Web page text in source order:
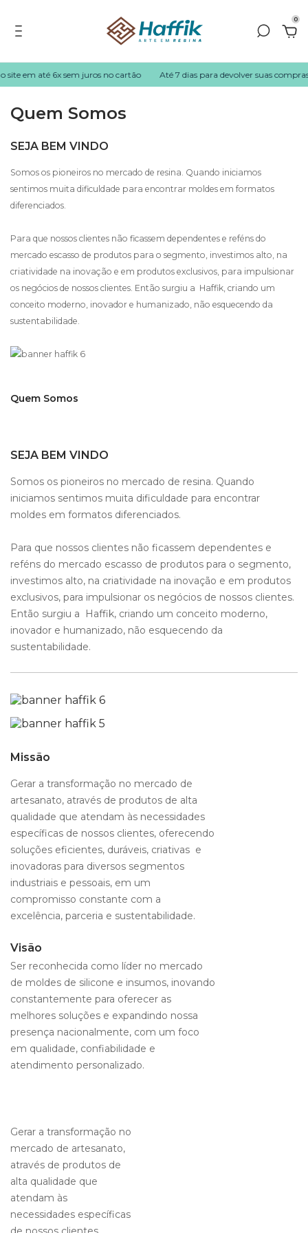
0
até 6x sem juros no cartão Até 7 dias para devolver suas compras!
Quem Somos
SEJA BEM VINDO
Somos os pioneiros no mercado de resina. Quando iniciamos
sentimos muita dificuldade para encontrar moldes em formatos
diferenciados.
Para que nossos clientes não ficassem dependentes e reféns do
mercado escasso de produtos para o segmento, investimos alto, na
criatividade na inovação e em produtos exclusivos, para impulsionar
os negócios de nossos clientes. Então surgiu a Haffik, criando um
conceito moderno, inovador e humanizado, não esquecendo da
sustentabilidade.
Quem Somos
SEJA BEM VINDO
Somos os pioneiros no mercado de resina. Quando
iniciamos sentimos muita dificuldade para encontrar
moldes em formatos diferenciados.
Para que nossos clientes não ficassem dependentes e
reféns do mercado escasso de produtos para o segmento,
investimos alto, na criatividade na inovação e em produtos
exclusivos, para impulsionar os negócios de nossos clientes.
Então surgiu a Haffik, criando um conceito moderno,
inovador e humanizado, não esquecendo da
sustentabilidade.
Missão
Gerar a transformação no mercado de
artesanato, através de produtos de alta
qualidade que atendam às necessidades
específicas de nossos clientes, oferecendo
soluções eficientes, duráveis, criativas e
inovadoras para diversos segmentos
industriais e pessoais, em um
compromisso constante com a
excelência, parceria e sustentabilidade.
Visão
Ser reconhecida como líder no mercado
de moldes de silicone e insumos, inovando
constantemente para oferecer as
melhores soluções e expandindo nossa
presença nacionalmente, com um foco
em qualidade, confiabilidade e
atendimento personalizado.
Gerar a transformação no
mercado de artesanato,
através de produtos de
alta qualidade que
atendam às
necessidades específicas